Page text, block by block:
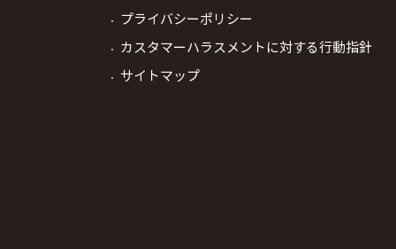
プライバシーポリシー
カスタマーハラスメントに対する行動指針
サイトマップ